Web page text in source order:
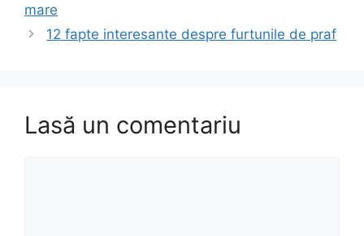
mare
12 fapte interesante despre furtunile de praf
Lasă un comentariu